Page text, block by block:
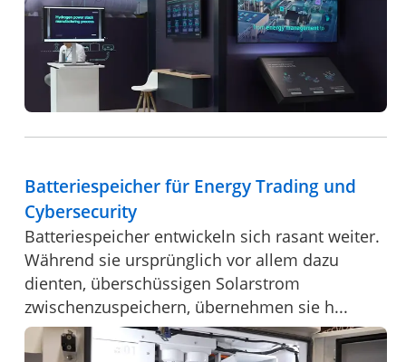
Batteriespeicher für Energy Trading und
Cybersecurity
Batteriespeicher entwickeln sich rasant weiter.
Während sie ursprünglich vor allem dazu
dienten, überschüssigen Solarstrom
zwischenzuspeichern, übernehmen sie h...